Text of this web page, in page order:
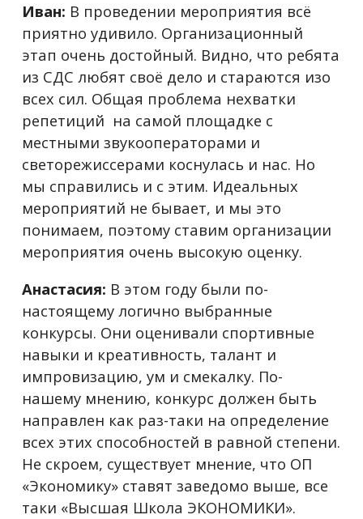
Иван: В проведении мероприятия всё
приятно удивило. Организационный
этап очень достойный. Видно, что ребята
из СДС любят своё дело и стараются изо
всех сил. Общая проблема нехватки
репетиций на самой площадке с
местными звукооператорами и
светорежиссерами коснулась и нас. Но
мы справились и с этим. Идеальных
мероприятий не бывает, и мы это
понимаем, поэтому ставим организации
мероприятия очень высокую оценку.
Анастасия: В этом году были по-
настоящему логично выбранные
конкурсы. Они оценивали спортивные
навыки и креативность, талант и
импровизацию, ум и смекалку. По-
нашему мнению, конкурс должен быть
направлен как раз-таки на определение
всех этих способностей в равной степени.
Не скроем, существует мнение, что ОП
«Экономику» ставят заведомо выше, все
таки «Высшая Школа ЭКОНОМИКИ».